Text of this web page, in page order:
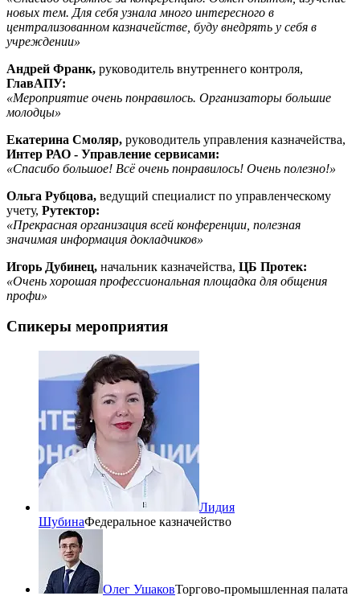
новых тем. Для себя узнала много интересного в
централизованном казначействе, буду внедрять у себя в
учреждении»
Андрей Франк, руководитель внутреннего контроля,
ГлавАПУ:
«Мероприятие очень понравилось. Организаторы большие
молодцы»
Екатерина Смоляр, руководитель управления казначейства,
Интер РАО - Управление сервисами:
«Спасибо большое! Всё очень понравилось! Очень полезно!»
Ольга Рубцова, ведущий специалист по управленческому
учету, Рутектор:
«Прекрасная организация всей конференции, полезная
значимая информация докладчиков»
Игорь Дубинец, начальник казначейства, ЦБ Протек:
«Очень хорошая профессиональная площадка для общения
профи»
Спикеры мероприятия
Лидия
ШубинаФедеральное казначейство
Олег УшаковТоргово-промышленная палата